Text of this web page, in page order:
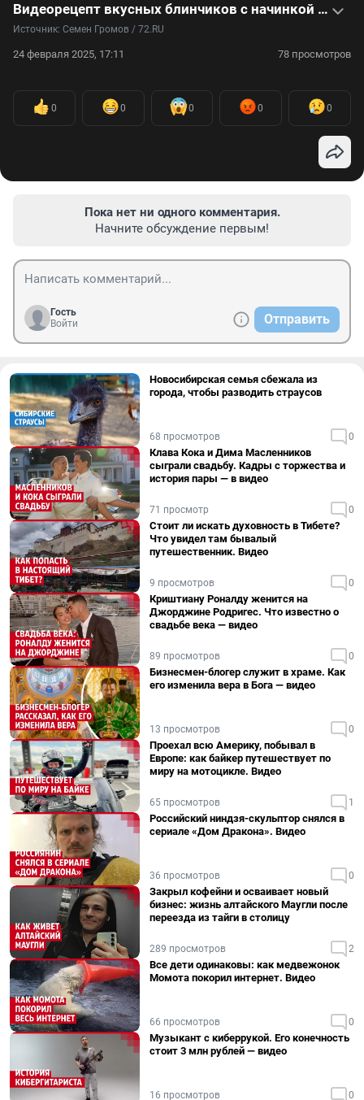
Видеорецепт вкусных блинчиков с начинкой на Масленицу
Источник: Семен Громов / 72.RU
24 февраля 2025, 17:11 78 просмотров
0 0 0 0 0
Пока нет ни одного комментария.
Начните обсуждение первым!
Гость
Войти
Отправить
Новосибирская семья сбежала из
города, чтобы разводить страусов
68 просмотров 0
Клава Кока и Дима Масленников
сыграли свадьбу. Кадры с торжества и
история пары — в видео
71 просмотр 0
Стоит ли искать духовность в Тибете?
Что увидел там бывалый
путешественник. Видео
9 просмотров 0
Криштиану Роналду женится на
Джорджине Родригес. Что известно о
свадьбе века — видео
89 просмотров 0
Бизнесмен-блогер служит в храме. Как
его изменила вера в Бога — видео
13 просмотров 0
Проехал всю Америку, побывал в
Европе: как байкер путешествует по
миру на мотоцикле. Видео
65 просмотров 1
Российский ниндзя-скульптор снялся в
сериале «Дом Дракона». Видео
36 просмотров 0
Закрыл кофейни и осваивает новый
бизнес: жизнь алтайского Маугли после
переезда из тайги в столицу
289 просмотров 2
Все дети одинаковы: как медвежонок
Момота покорил интернет. Видео
66 просмотров 0
Музыкант с киберрукой. Его конечность
стоит 3 млн рублей — видео
16 просмотров 0